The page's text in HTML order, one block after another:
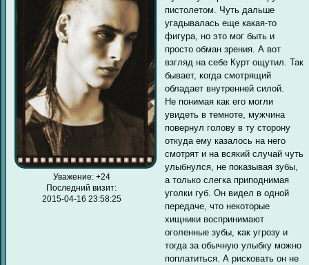
Уважение: +24
Последний визит:
2015-04-16 23:58:25
пистолетом. Чуть дальше
угадывалась еще какая-то
фигура, но это мог быть и
просто обман зрения. А вот
взгляд на себе Курт ощутил. Так
бывает, когда смотрящий
обладает внутренней силой.
Не понимая как его могли
увидеть в темноте, мужчина
повернул голову в ту сторону
откуда ему казалось на него
смотрят и на всякий случай чуть
улыбнулся, не показывая зубы,
а только слегка приподнимая
уголки губ. Он видел в одной
передаче, что некоторые
хищники воспринимают
оголенные зубы, как угрозу и
тогда за обычную улыбку можно
поплатиться. А рисковать он не